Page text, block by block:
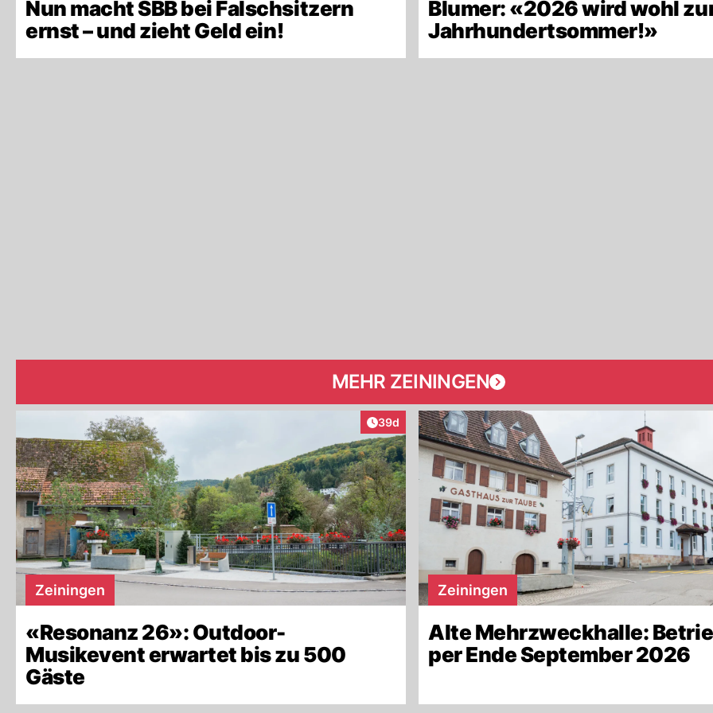
Nun macht SBB bei Falschsitzern
ernst – und zieht Geld ein!
Blumer: «2026 wird wohl
Jahrhundertsommer!»
MEHR ZEININGEN
Artikel veröffentlicht:
39d
Zeiningen
«Resonanz 26»: Outdoor-
Musikevent erwartet bis zu 500
Gäste
Zeiningen
Alte Mehrzweckhalle:
per Ende September 2026